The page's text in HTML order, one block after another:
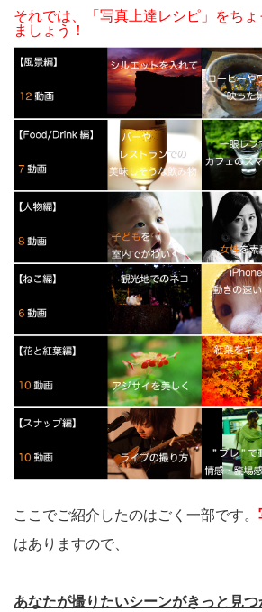
それでは、「写真上達レシピ」をち
ましょう！
ここでご紹介したのはごく一部です。
はありますので、
あなたが撮りたいシーンがきっと見